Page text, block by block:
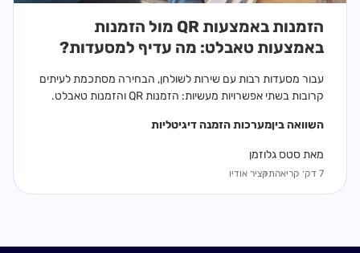
הזמנות באמצעות QR מול הזמנות
באמצעות טאבלט: מה עדיף למסעדות?
עבור מסעדות רבות עם שירות לשולחן, הבחירה מסתכמת לעיתים
קרובות בשתי אפשרויות מעשיות: הזמנות QR והזמנות טאבלט.
השוואה ביןמערכות הזמנה דיגיטליות
מאת סטס גלוזמן
7 דק׳ קריאה תקציר אודיו